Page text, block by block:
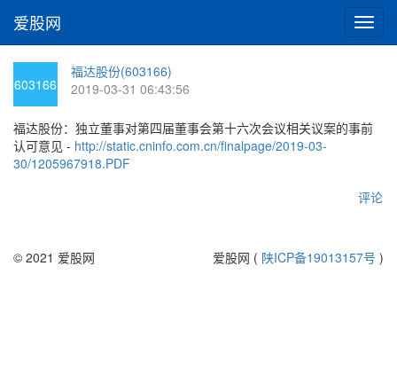
切
换
爱股网
603166
福达股份(603166)
2019-03-31 06:43:56
福达股份：独立董事对第四届董事会第十六次会议相关议案的事前
认可意见 - http://static.cninfo.com.cn/finalpage/2019-03-
30/1205967918.PDF
评论
© 2021 爱股网 爱股网 ( 陕ICP备19013157号 )